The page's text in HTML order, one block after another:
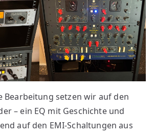
Bearbeitung setzen wir auf den
– ein EQ mit Geschichte und
auf den EMI-Schaltungen aus